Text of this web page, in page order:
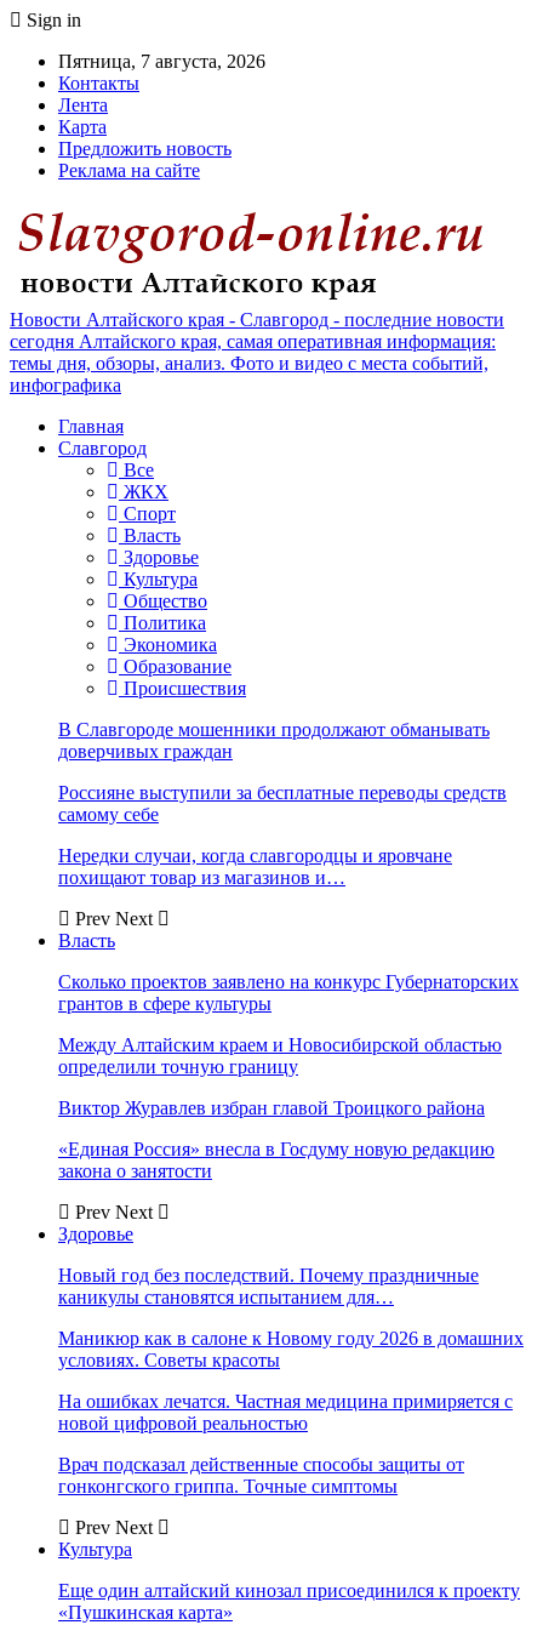
Sign in
Пятница, 7 августа, 2026
Контакты
Лента
Карта
Предложить новость
Реклама на сайте
Новости Алтайского края - Славгород - последние новости
сегодня Алтайского края, самая оперативная информация:
темы дня, обзоры, анализ. Фото и видео с места событий,
инфографика
Главная
Славгород
Все
ЖКХ
Спорт
Власть
Здоровье
Культура
Общество
Политика
Экономика
Образование
Происшествия
В Славгороде мошенники продолжают обманывать
доверчивых граждан
Россияне выступили за бесплатные переводы средств
самому себе
Нередки случаи, когда славгородцы и яровчане
похищают товар из магазинов и…
Prev Next
Власть
Сколько проектов заявлено на конкурс Губернаторских
грантов в сфере культуры
Между Алтайским краем и Новосибирской областью
определили точную границу
Виктор Журавлев избран главой Троицкого района
«Единая Россия» внесла в Госдуму новую редакцию
закона о занятости
Prev Next
Здоровье
Новый год без последствий. Почему праздничные
каникулы становятся испытанием для…
Маникюр как в салоне к Новому году 2026 в домашних
условиях. Советы красоты
На ошибках лечатся. Частная медицина примиряется с
новой цифровой реальностью
Врач подсказал действенные способы защиты от
гонконгского гриппа. Точные симптомы
Prev Next
Культура
Еще один алтайский кинозал присоединился к проекту
«Пушкинская карта»